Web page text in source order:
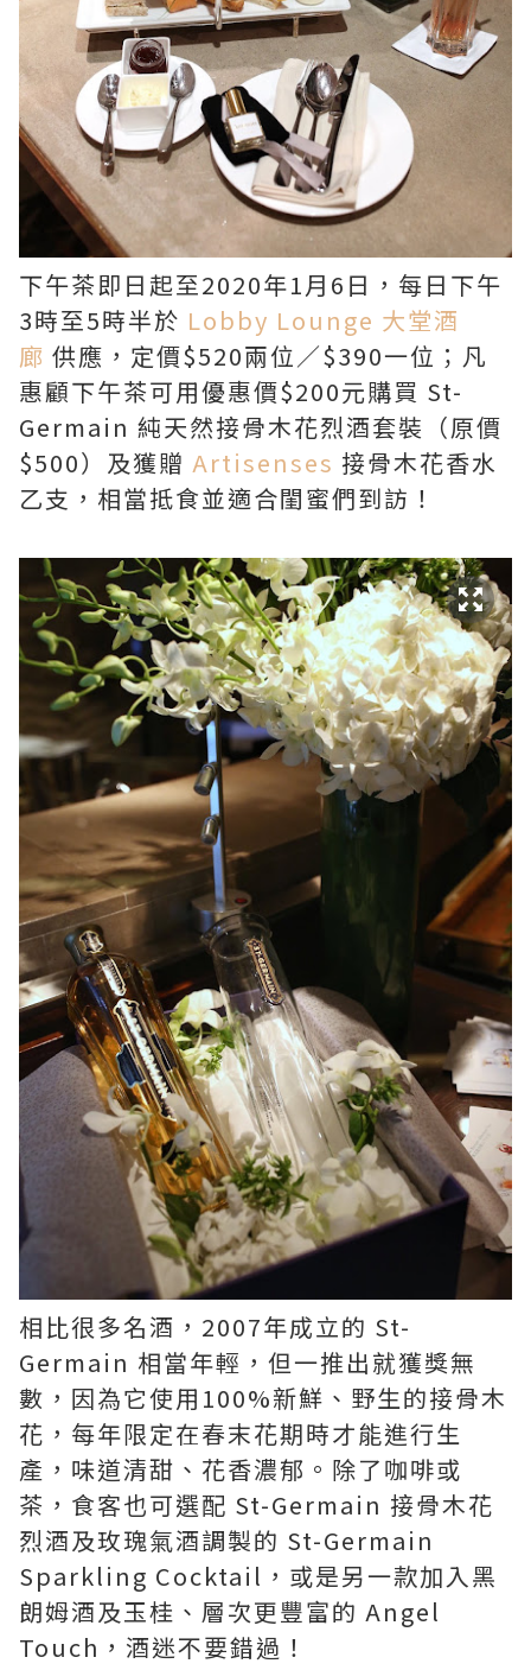
下午茶即日起至2020年1月6日，每日下午
3時至5時半於 Lobby Lounge 大堂酒
廊 供應，定價$520兩位／$390一位；凡
惠顧下午茶可用優惠價$200元購買 St-
Germain 純天然接骨木花烈酒套裝（原價
$500）及獲贈 Artisenses 接骨木花香水
乙支，相當抵食並適合閨蜜們到訪！
相比很多名酒，2007年成立的 St-
Germain 相當年輕，但一推出就獲獎無
數，因為它使用100%新鮮、野生的接骨木
花，每年限定在春末花期時才能進行生
產，味道清甜、花香濃郁。除了咖啡或
茶，食客也可選配 St-Germain 接骨木花
烈酒及玫瑰氣酒調製的 St-Germain
Sparkling Cocktail，或是另一款加入黑
朗姆酒及玉桂、層次更豐富的 Angel
Touch，酒迷不要錯過！